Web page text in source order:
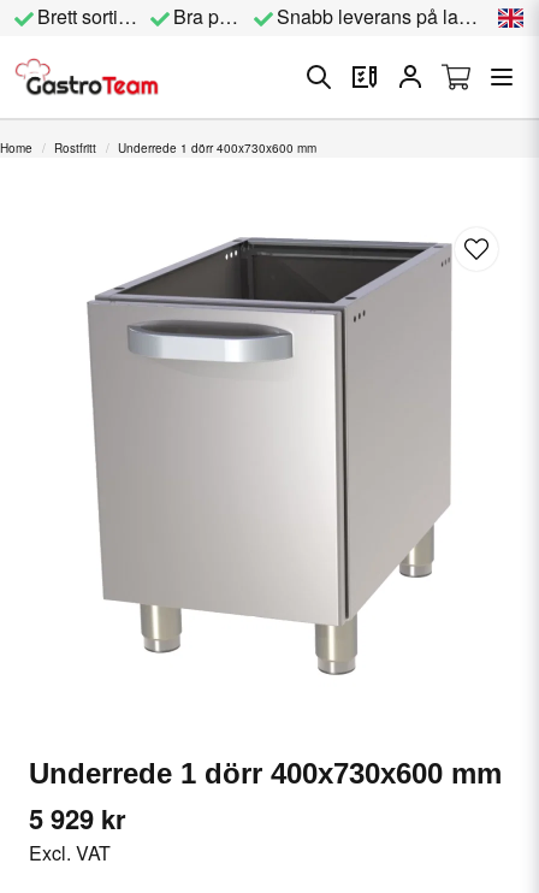
Brett sortiment Bra priser Snabb leverans på lagervara
Home Rostfritt Underrede 1 dörr 400x730x600 mm
Underrede 1 dörr 400x730x600 mm
5 929 kr
Excl. VAT